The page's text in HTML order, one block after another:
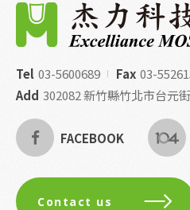
Tel 03-5600689 Fax 03-
Add 302082 新竹縣竹北市台元
FACEBOOK
Contact us